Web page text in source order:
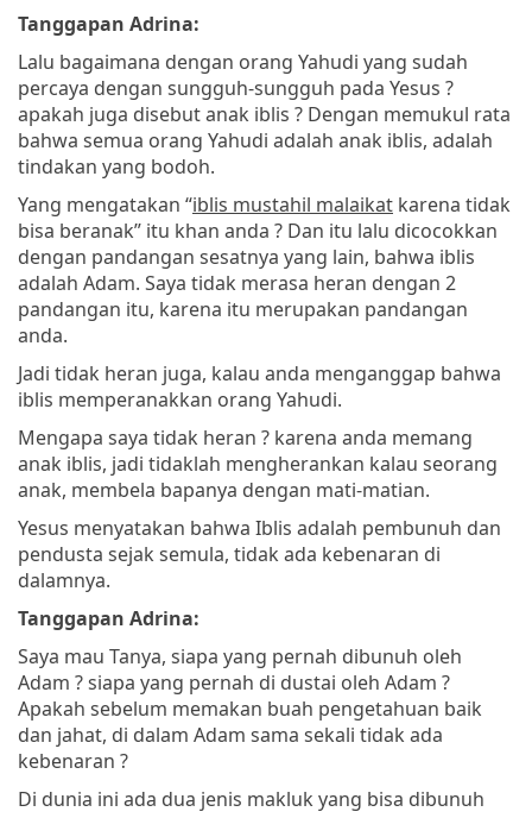
Tanggapan Adrina:
Lalu bagaimana dengan orang Yahudi yang sudah
percaya dengan sungguh-sungguh pada Yesus ?
apakah juga disebut anak iblis ? Dengan memukul rata
bahwa semua orang Yahudi adalah anak iblis, adalah
tindakan yang bodoh.
Yang mengatakan “iblis mustahil malaikat karena tidak
bisa beranak” itu khan anda ? Dan itu lalu dicocokkan
dengan pandangan sesatnya yang lain, bahwa iblis
adalah Adam. Saya tidak merasa heran dengan 2
pandangan itu, karena itu merupakan pandangan
anda.
Jadi tidak heran juga, kalau anda menganggap bahwa
iblis memperanakkan orang Yahudi.
Mengapa saya tidak heran ? karena anda memang
anak iblis, jadi tidaklah mengherankan kalau seorang
anak, membela bapanya dengan mati-matian.
Yesus menyatakan bahwa Iblis adalah pembunuh dan
pendusta sejak semula, tidak ada kebenaran di
dalamnya.
Tanggapan Adrina:
Saya mau Tanya, siapa yang pernah dibunuh oleh
Adam ? siapa yang pernah di dustai oleh Adam ?
Apakah sebelum memakan buah pengetahuan baik
dan jahat, di dalam Adam sama sekali tidak ada
kebenaran ?
Di dunia ini ada dua jenis makluk yang bisa dibunuh